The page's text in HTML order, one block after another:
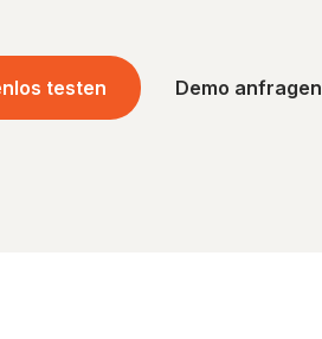
testen Demo anfragen